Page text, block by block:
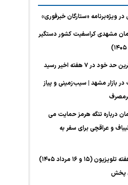
ویژه‌برنامه «ستارگان خبرفوری»
مشهدی کراسفیت کشور دستگیر
در ۷ هفته اخیر رسید
بازار مشهد | سیب‌زمینی و پیاز
درباره تنگه هرمز حمایت می
و عراقچی برای سفر به
فیلم‌های سینمایی آخر هفته تلویزیون (۱۵ و ۱۶ مرداد ۱۴۰۵)
پخش